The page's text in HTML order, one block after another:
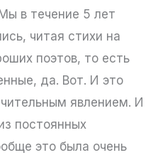
в течение 5 лет
читая стихи на
поэтов, то есть
да. Вот. И это
явлением. И
постоянных
это была очень